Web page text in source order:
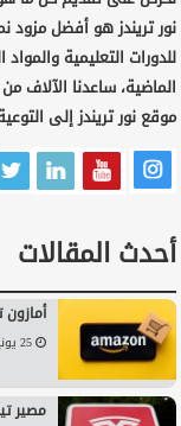
نور تريندز هو أفضل
للدورات التعليمية
الماضية، ساعدنا الآلاف
موقع نور تريندز إلى
أحدث المقالات
25 يونيو, 2026 9:48 م
مصير